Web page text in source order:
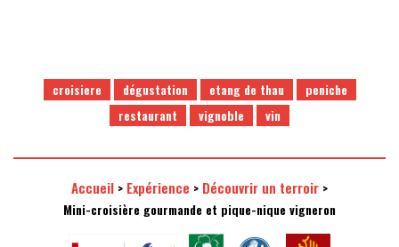
croisiere dégustation etang de thau
peniche
restaurant
vignoble vin
Accueil > Expérience > Découvrir un terroir >
Mini-croisière gourmande et pique-nique vigneron